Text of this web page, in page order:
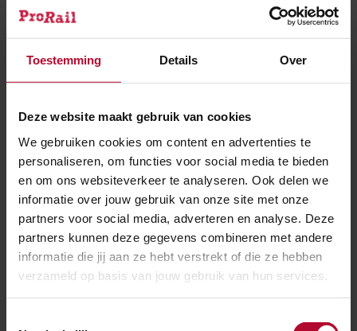
Toestemming Details Over
Deze website maakt gebruik van cookies
We gebruiken cookies om content en advertenties te
personaliseren, om functies voor social media te bieden
en om ons websiteverkeer te analyseren. Ook delen we
informatie over jouw gebruik van onze site met onze
partners voor social media, adverteren en analyse. Deze
partners kunnen deze gegevens combineren met andere
informatie die jij aan ze hebt verstrekt of die ze hebben
verzameld op basis van jouw gebruik van hun services.
Wat is de historie van het maatregelenpakket
en besluitvormingsproces vanaf 2015?
geluidsniveau worden afgesteld?
Posbank. Kan ProRail dit oplossen?